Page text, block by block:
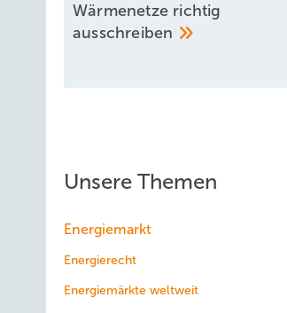
Wärmenetze richtig
ausschreiben
Unsere Themen
Energiemarkt
Energierecht
Energiemärkte weltweit